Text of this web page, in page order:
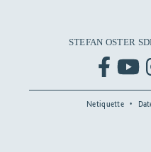
STEFAN OSTER
Netiquette